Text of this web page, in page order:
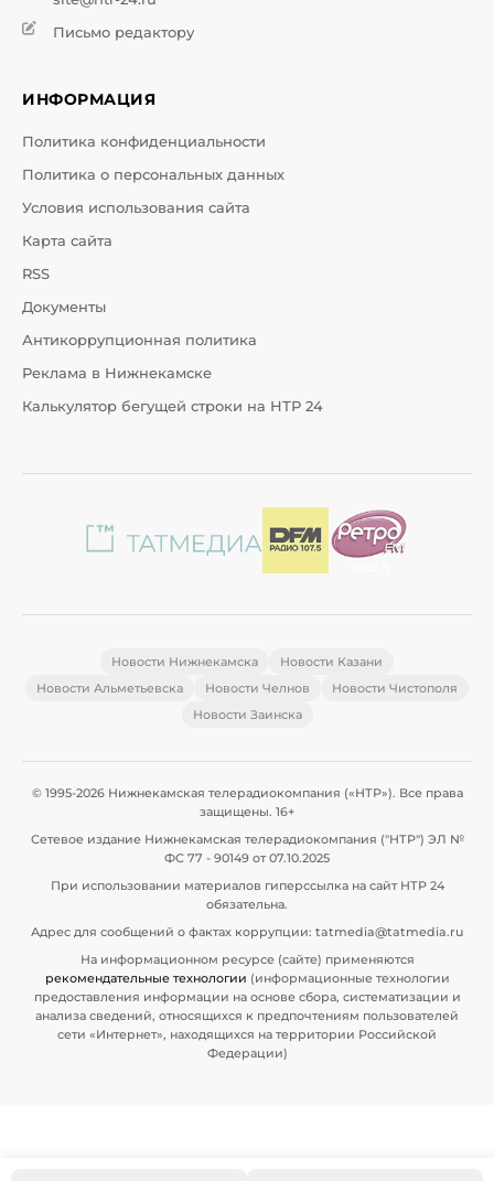
Письмо редактору
ИНФОРМАЦИЯ
Политика конфиденциальности
Политика о персональных данных
Условия использования сайта
Карта сайта
RSS
Документы
Антикоррупционная политика
Реклама в Нижнекамске
Калькулятор бегущей строки на НТР 24
Новости Нижнекамска
Новости Казани
Новости Альметьевска
Новости Челнов
Новости Чистополя
Новости Заинска
© 1995-2026 Нижнекамская телерадиокомпания («НТР»). Все права
защищены. 16+
Сетевое издание Нижнекамская телерадиокомпания ("НТР") ЭЛ №
ФС 77 - 90149 от 07.10.2025
При использовании материалов гиперссылка на сайт НТР 24
обязательна.
Адрес для сообщений о фактах коррупции: tatmedia@tatmedia.ru
На информационном ресурсе (сайте) применяются
рекомендательные технологии (информационные технологии
предоставления информации на основе сбора, систематизации и
анализа сведений, относящихся к предпочтениям пользователей
сети «Интернет», находящихся на территории Российской
Федерации)